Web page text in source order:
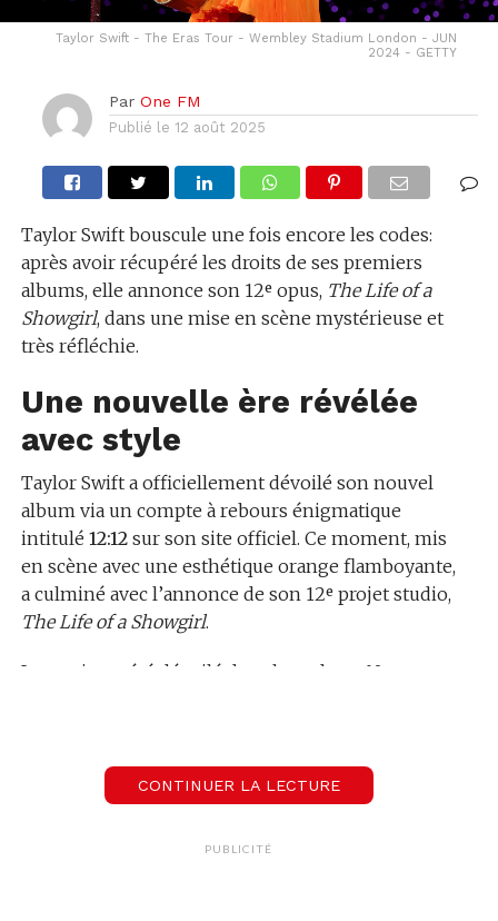
Taylor Swift - The Eras Tour - Wembley Stadium London - JUN
2024 - GETTY
Par One FM
Publié le 12 août 2025
Taylor Swift bouscule une fois encore les codes:
après avoir récupéré les droits de ses premiers
albums, elle annonce son 12ᵉ opus, The Life of a
Showgirl, dans une mise en scène mystérieuse et
très réfléchie.
Une nouvelle ère révélée
avec style
Taylor Swift a officiellement dévoilé son nouvel
album via un compte à rebours énigmatique
intitulé 12:12sur son site officiel. Ce moment, mis
en scène avec une esthétique orange flamboyante,
a culminé avec l’annonce de son 12ᵉ projet studio,
The Life of a Showgirl.
Le teasing a été dévoilé dans le podcast
New
CONTINUER LA LECTURE
PUBLICITÉ